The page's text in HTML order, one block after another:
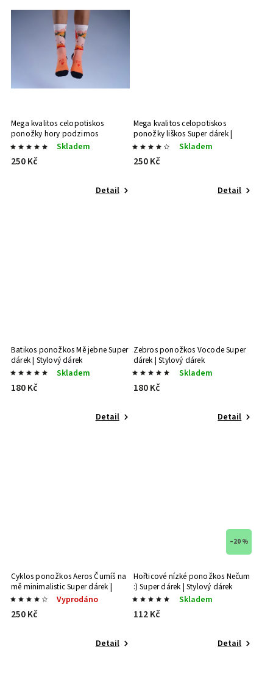
Mega kvalitos celopotiskos
ponožky hory podzimos
sportovní doplněk | dárek ve stylu
Skladem
250 Kč
Detail
Mega kvalitos celopotiskos
ponožky liškos Super dárek |
Stylový dárek Skladem
250 Kč
Detail
Batikos ponožkos Mě jebneSuper
dárek | Stylový dárek
Skladem
180 Kč
Detail
Zebros ponožkos VocodeSuper
dárek | Stylový dárek
Skladem
180 Kč
Detail
Cyklos ponožkos Aeros Čumíš na
mě minimalisticSuper dárek |
Stylový dárekVyprodáno
250 Kč
Detail
–20 %
Hořticové nízké ponožkos Nečum
:)Super dárek | Stylový dárek
Skladem
112 Kč
Detail